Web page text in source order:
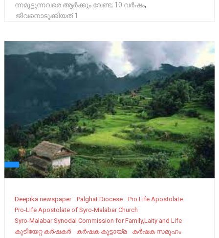
ന്നമൂട്ടുന്നവരെ ആ​ർ​ക്കും വേ​ണ്ട; 10 വർഷം,
ജീവനൊടുക്കിയത് 1
Deepika newspaper Palghat Diocese
Pro Life Apostolate
Pro-Life Apostolate of Syro-Malabar Church
Syro-Malabar Synodal Commission for Family,Laity and Life
കുടിയേറ്റ കർഷകർ
കർഷക കൂട്ടായ്മ
കർഷക സമൂഹം